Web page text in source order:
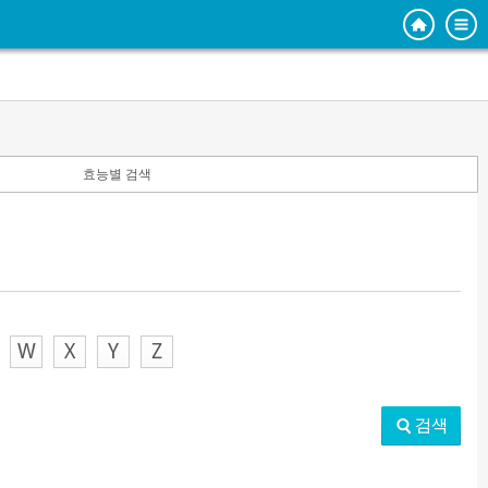
효능별 검색
W X Y Z